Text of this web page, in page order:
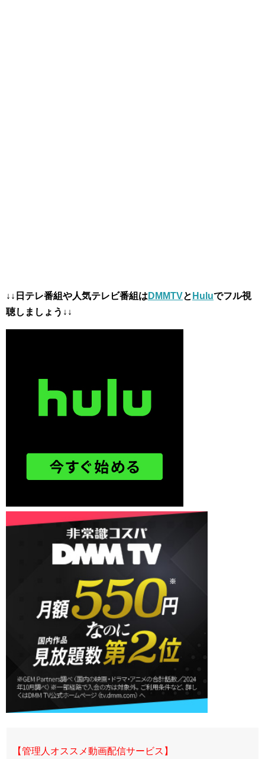
↓↓日テレ番組や人気テレビ番組はDMMTVと Huluでフル視
聴しましょう↓↓
【管理人オススメ動画配信サービス】